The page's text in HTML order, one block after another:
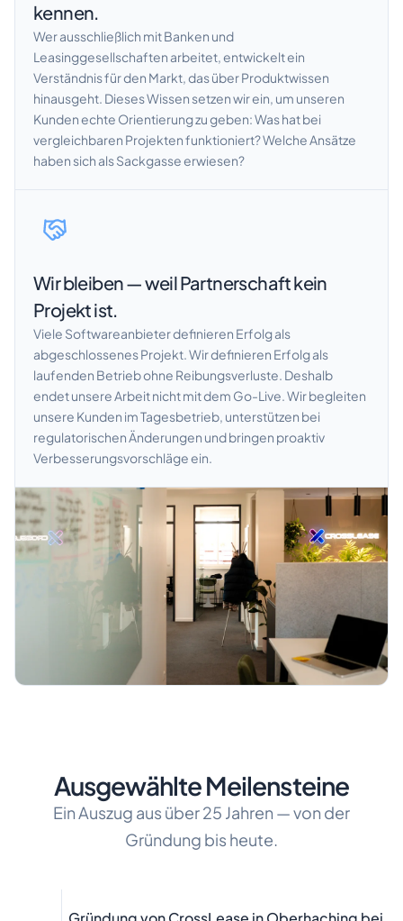
kennen.
Wer ausschließlich mit Banken und
Leasinggesellschaften arbeitet, entwickelt ein
Verständnis für den Markt, das über Produktwissen
hinausgeht. Dieses Wissen setzen wir ein, um unseren
Kunden echte Orientierung zu geben: Was hat bei
vergleichbaren Projekten funktioniert? Welche Ansätze
haben sich als Sackgasse erwiesen?
Wir bleiben — weil Partnerschaft kein
Projekt ist.
Viele Softwareanbieter definieren Erfolg als
abgeschlossenes Projekt. Wir definieren Erfolg als
laufenden Betrieb ohne Reibungsverluste. Deshalb
endet unsere Arbeit nicht mit dem Go-Live. Wir begleiten
unsere Kunden im Tagesbetrieb, unterstützen bei
regulatorischen Änderungen und bringen proaktiv
Verbesserungsvorschläge ein.
Ausgewählte Meilensteine
Ein Auszug aus über 25 Jahren — von der
Gründung bis heute.